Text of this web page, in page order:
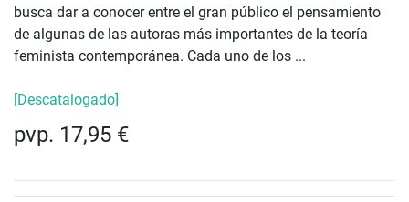
busca dar a conocer entre el gran público el pensamiento
de algunas de las autoras más importantes de la teoría
feminista contemporánea. Cada uno de los ...
[Descatalogado]
pvp. 17,95 €